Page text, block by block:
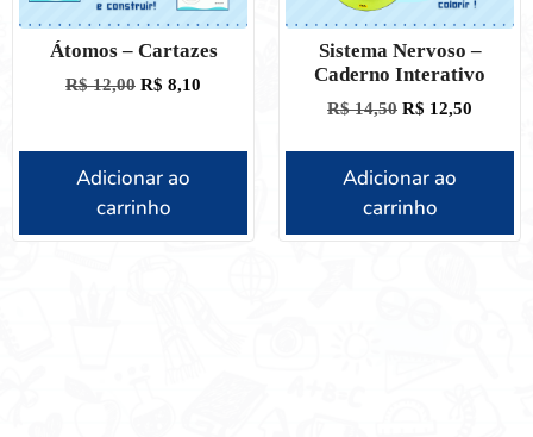
Átomos – Cartazes
R$12,00 R$ 8,10
Adicionar ao
carrinho
Sistema Nervoso –
Caderno Interativo
R$14,50 R$ 12,50
Adicionar ao
carrinho